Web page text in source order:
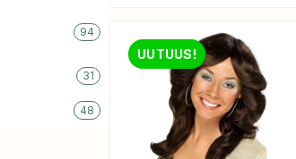
94
31
48
UUTUUS!